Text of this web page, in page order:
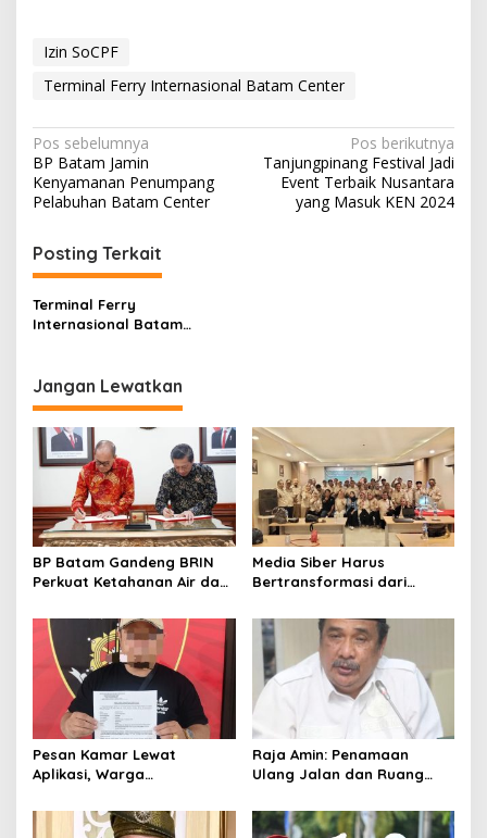
Izin SoCPF
Terminal Ferry Internasional Batam Center
N
a
v
i
g
a
s
p
o
s
Pos sebelumnya
BP Batam Jamin
Kenyamanan Penumpang
Pelabuhan Batam Center
Pos berikutnya
Tanjungpinang Festival Jadi
Event Terbaik Nusantara
yang Masuk KEN 2024
Posting Terkait
Terminal Ferry
Internasional Batam
Dikelola PT MNB
Jangan Lewatkan
BP Batam Gandeng BRIN
Perkuat Ketahanan Air dan
Media Siber Harus
Bertransformasi dari
Pesan Kamar Lewat
Aplikasi, Warga
Korban Penipuan di Batam
Raja Amin: Penamaan
Ulang Jalan dan Ruang
Kebijakan Resmi LAM